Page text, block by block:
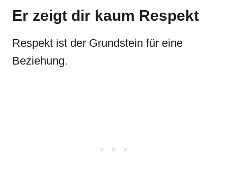
Er zeigt dir kaum Respekt
Respekt ist der Grundstein für eine
Beziehung.